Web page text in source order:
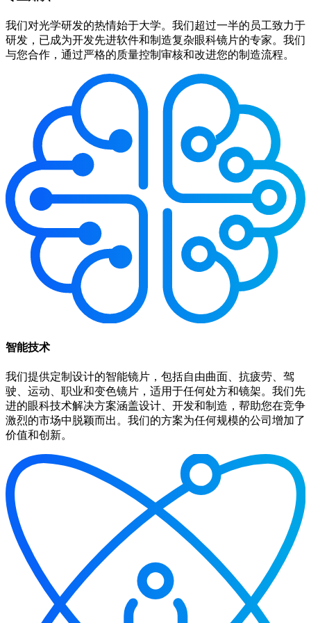
我们对光学研发的热情始于大学。我们超过一半的员工致力于
研发，已成为开发先进软件和制造复杂眼科镜片的专家。我们
与您合作，通过严格的质量控制审核和改进您的制造流程。
智能技术
我们提供定制设计的智能镜片，包括自由曲面、抗疲劳、驾
驶、运动、职业和变色镜片，适用于任何处方和镜架。我们先
进的眼科技术解决方案涵盖设计、开发和制造，帮助您在竞争
激烈的市场中脱颖而出。我们的方案为任何规模的公司增加了
价值和创新。